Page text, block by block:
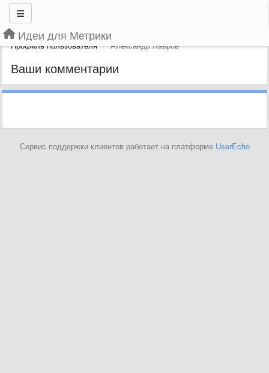
Идеи для Метрики
Профиль пользователя Александр Лавров
Ваши комментарии
Сервис поддержки клиентов работает на платформе UserEcho